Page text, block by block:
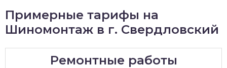
Примерные тарифы на
Шиномонтаж в г. Свердловский
Ремонтные работы